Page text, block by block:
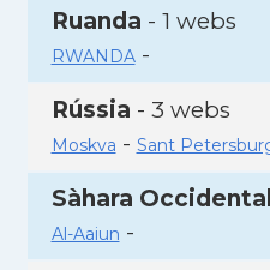
Ruanda - 1 webs
RWANDA-
Rússia - 3 webs
Moskva - Sant
Sàhara Occidental
Al-Aaiun -